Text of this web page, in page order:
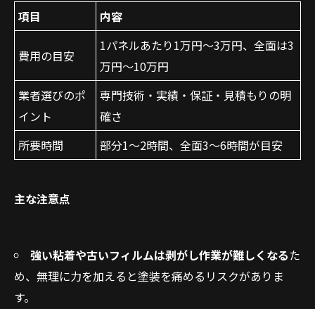
項目 内容
費用の目安
1パネルあたり1万円〜3万円、全面は3
万円〜10万円
業者選びのポ
イント
専門技術・実績・保証・見積もりの明
確さ
所要時間
部分1〜2時間、全面3〜6時間が目安
主な注意点
強い粘着や古いフィルムは剥がし作業が難しくなるた
め、無理に力を加えると塗装を痛めるリスクがありま
す。